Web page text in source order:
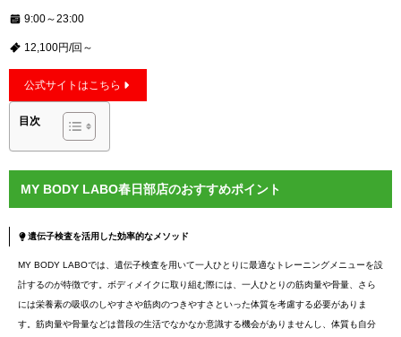
9:00～23:00
12,100円/回～
公式サイトはこちら
目次
MY BODY LABO春日部店のおすすめポイント
遺伝子検査を活用した効率的なメソッド
MY BODY LABOでは、遺伝子検査を用いて一人ひとりに最適なトレーニングメニューを設
計するのが特徴です。ボディメイクに取り組む際には、一人ひとりの筋肉量や骨量、さら
には栄養素の吸収のしやすさや筋肉のつきやすさといった体質を考慮する必要がありま
す。筋肉量や骨量などは普段の生活でなかなか意識する機会がありませんし、体質も自分